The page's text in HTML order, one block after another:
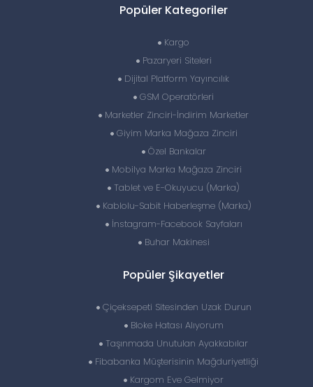
Popüler Kategoriler
Kargo
Pazaryeri Siteleri
Dijital Platform Yayıncılık
GSM Operatörleri
Marketler Zinciri-İndirim Marketler
Giyim Marka Mağaza Zinciri
Özel Bankalar
Mobilya Marka Mağaza Zinciri
Tablet ve E-Okuyucu (Marka)
Kablolu-Sabit Haberleşme (Marka)
İnstagram-Facebook Sayfaları
Buhar Makinesi
Popüler Şikayetler
Çiçeksepeti Sitesinden Uzak Durun
Bloke Hatası Alıyorum
Taşınmada Unutulan Ayakkabılar
Fibabanka Müşterisinin Mağduriyetliği
Kargom Eve Gelmiyor